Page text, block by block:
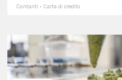
Contanti · Carta di credito